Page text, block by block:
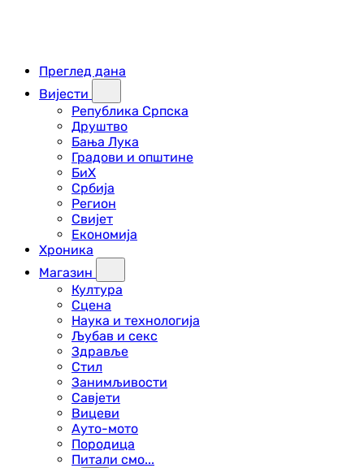
Преглед дана
Вијести
Република Српска
Друштво
Бања Лука
Градови и општине
БиХ
Србија
Регион
Свијет
Економија
Хроника
Магазин
Култура
Сцена
Наука и технологија
Љубав и секс
Здравље
Стил
Занимљивости
Савјети
Вицеви
Ауто-мото
Породица
Питали смо...